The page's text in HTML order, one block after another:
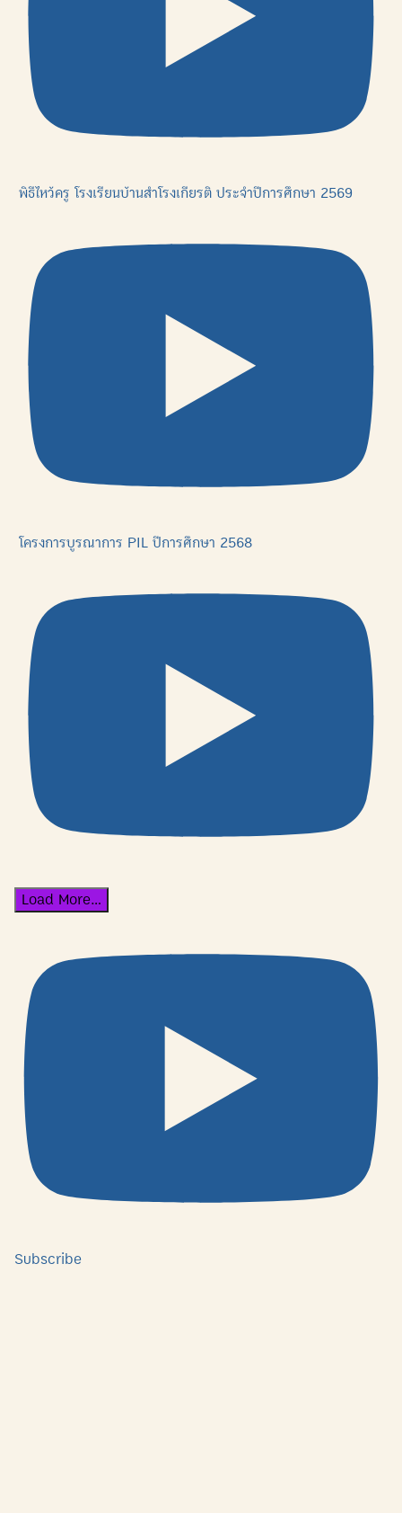
พิธีไหว้ครู โรงเรียนบ้านสำโรงเกียรติ ประจำปีการศึกษา 2569
โครงการบูรณาการ PIL ปีการศึกษา 2568
Load More...
Subscribe